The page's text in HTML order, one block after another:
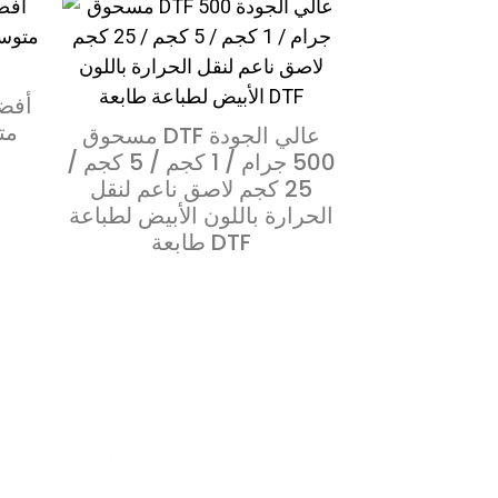
مسحوق DTF عالي الجودة
500 جرام / 1 كجم / 5 كجم /
25 كجم لاصق ناعم لنقل
الحرارة باللون الأبيض لطباعة
طابعة DTF
فيلم PET القابل للإزالة الباردة
للحبر القائم على الماء/ القائم على
المذيب/ البلاستيسول
حبيبات الغراء الساخن للأقمشة